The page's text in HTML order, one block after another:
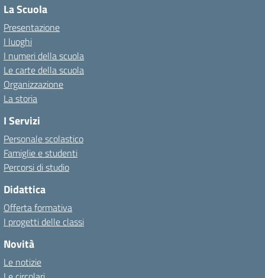
La Scuola
Presentazione
I luoghi
I numeri della scuola
Le carte della scuola
Organizzazione
La storia
I Servizi
Personale scolastico
Famiglie e studenti
Percorsi di studio
Didattica
Offerta formativa
I progetti delle classi
Novità
Le notizie